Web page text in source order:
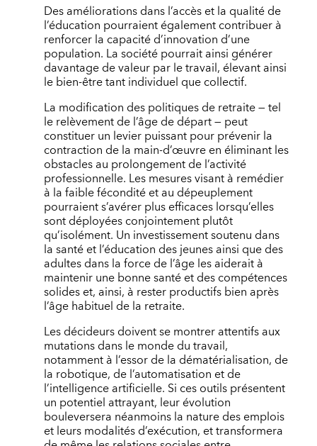
Des améliorations dans l’accès et la qualité de
l’éducation pourraient également contribuer à
renforcer la capacité d’innovation d’une
population. La société pourrait ainsi générer
davantage de valeur par le travail, élevant ainsi
le bien-être tant individuel que collectif.
La modification des politiques de retraite — tel
le relèvement de l’âge de départ — peut
constituer un levier puissant pour prévenir la
contraction de la main-d’œuvre en éliminant les
obstacles au prolongement de l’activité
professionnelle. Les mesures visant à remédier
à la faible fécondité et au dépeuplement
pourraient s’avérer plus efficaces lorsqu’elles
sont déployées conjointement plutôt
qu’isolément. Un investissement soutenu dans
la santé et l’éducation des jeunes ainsi que des
adultes dans la force de l’âge les aiderait à
maintenir une bonne santé et des compétences
solides et, ainsi, à rester productifs bien après
l’âge habituel de la retraite.
Les décideurs doivent se montrer attentifs aux
mutations dans le monde du travail,
notamment à l’essor de la dématérialisation, de
la robotique, de l’automatisation et de
l’intelligence artificielle. Si ces outils présentent
un potentiel attrayant, leur évolution
bouleversera néanmoins la nature des emplois
et leurs modalités d’exécution, et transformera